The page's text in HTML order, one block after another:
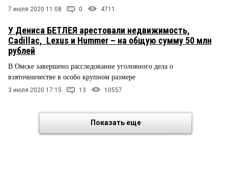
7 июля 2020 11:08 0 4711
У Дениса БЕТЛЕЯ арестовали недвижимость,
Cadillac, Lexus и Hummer – на общую сумму 50 млн
рублей
В Омске завершено расследование уголовного дела о
взяточничестве в особо крупном размере
3 июля 2020 17:15 13 10557
Показать еще